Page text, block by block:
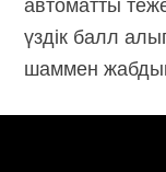
автоматты
үздік балл
шаммен